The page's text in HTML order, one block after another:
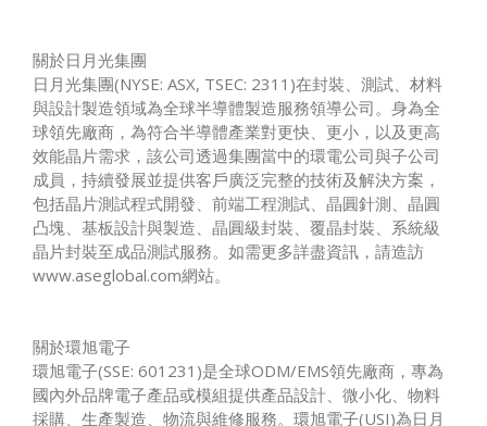
關於日月光集團
日月光集團(NYSE: ASX, TSEC: 2311)在封裝、測試、材料
與設計製造領域為全球半導體製造服務領導公司。身為全
球領先廠商，為符合半導體產業對更快、更小，以及更高
效能晶片需求，該公司透過集團當中的環電公司與子公司
成員，持續發展並提供客戶廣泛完整的技術及解決方案，
包括晶片測試程式開發、前端工程測試、晶圓針測、晶圓
凸塊、基板設計與製造、晶圓級封裝、覆晶封裝、系統級
晶片封裝至成品測試服務。如需更多詳盡資訊，請造訪
www.aseglobal.com網站。
關於環旭電子
環旭電子(SSE: 601231)是全球ODM/EMS領先廠商，專為
國內外品牌電子產品或模組提供產品設計、微小化、物料
採購、生產製造、物流與維修服務。環旭電子(USI)為日月